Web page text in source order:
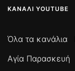
ΚΑΝΆΛΙ YOUTUBE
Όλα τα κανάλια
Αγία Παρασκευή